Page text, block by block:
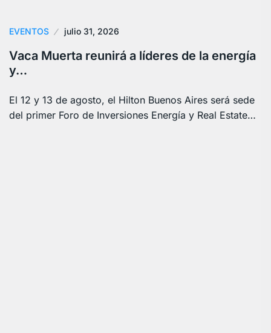
EVENTOS julio 31, 2026
Vaca Muerta reunirá a líderes de la energía
y…
El 12 y 13 de agosto, el Hilton Buenos Aires será sede
del primer Foro de Inversiones Energía y Real Estate…